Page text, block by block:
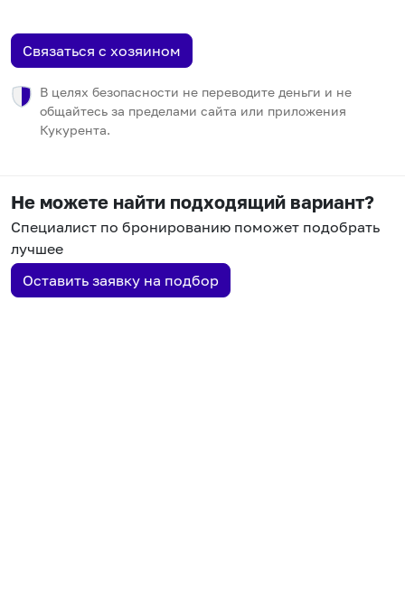
Связаться с хозяином
В целях безопасности не переводите деньги и не
общайтесь за пределами сайта или приложения
Кукурента.
Не можете найти подходящий вариант?
Специалист по бронированию поможет подобрать
лучшее
Оставить заявку на подбор